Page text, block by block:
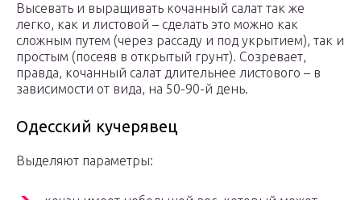
Высевать и выращивать кочанный салат так же
легко, как и листовой – сделать это можно как
сложным путем (через рассаду и под укрытием), так и
простым (посеяв в открытый грунт). Созревает,
правда, кочанный салат длительнее листового – в
зависимости от вида, на 50-90-й день.
Одесский кучерявец
Выделяют параметры: